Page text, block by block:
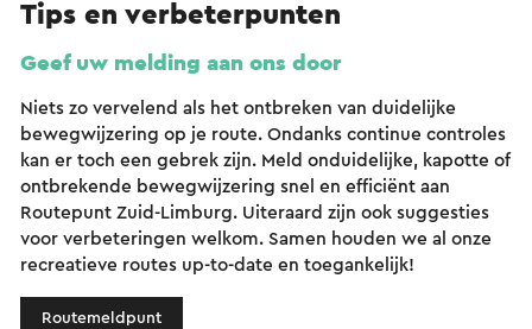
Tips en verbeterpunten
Geef uw melding aan ons door
Niets zo vervelend als het ontbreken van duidelijke
bewegwijzering op je route. Ondanks continue controles
kan er toch een gebrek zijn. Meld onduidelijke, kapotte of
ontbrekende bewegwijzering snel en efficiënt aan
Routepunt Zuid-Limburg. Uiteraard zijn ook suggesties
voor verbeteringen welkom. Samen houden we al onze
recreatieve routes up-to-date en toegankelijk!
Routemeldpunt